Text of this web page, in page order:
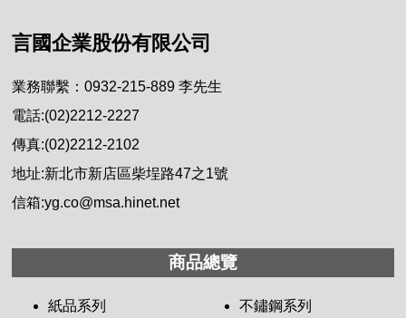
言國企業股份有限公司
業務聯繫：0932-215-889 李先生
電話:(02)2212-2227
傳真:(02)2212-2102
地址:新北市新店區柴埕路47之1號
信箱:yg.co@msa.hinet.net
商品總覽
紙品系列 不鏽鋼系列